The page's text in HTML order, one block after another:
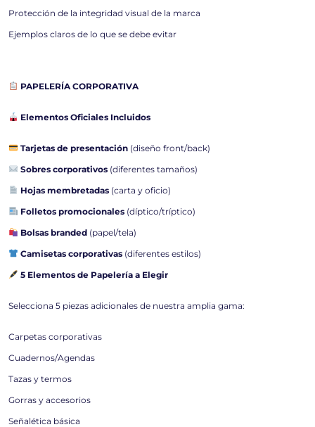
Protección de la integridad visual de la marca
Ejemplos claros de lo que se debe evitar
PAPELERÍA CORPORATIVA
Elementos Oficiales Incluidos
Tarjetas de presentación(diseño front/back)
Sobres corporativos(diferentes tamaños)
Hojas membretadas(carta y oficio)
Folletos promocionales(díptico/tríptico)
Bolsas branded(papel/tela)
Camisetas corporativas(diferentes estilos)
5 Elementos de Papelería a Elegir
Selecciona 5 piezas adicionales de nuestra amplia gama:
Carpetas corporativas
Cuadernos/Agendas
Tazas y termos
Gorras y accesorios
Señalética básica